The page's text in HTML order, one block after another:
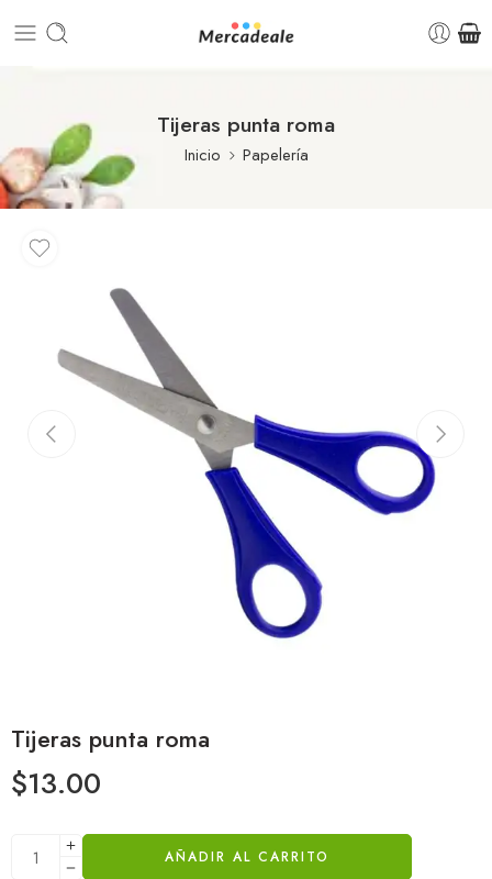
Tijeras punta roma
Inicio Papelería
Tijeras punta roma
$13.00
AÑADIR AL CARRITO